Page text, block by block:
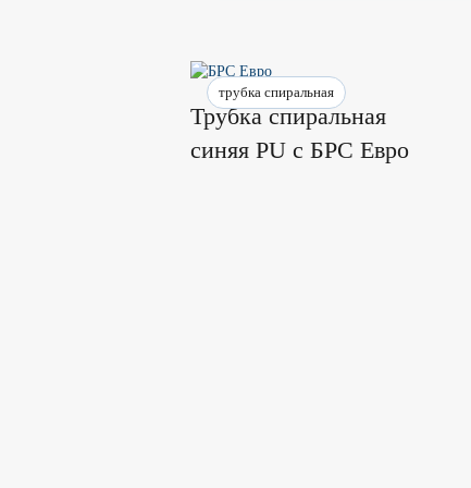
трубка спиральная
Трубка спиральная
синяя PU с БРС Евро